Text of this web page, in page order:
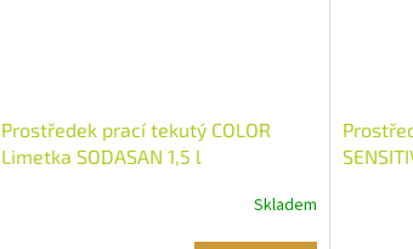
Prostředek prací tekutý COLOR
Limetka SODASAN 1,5 l
Skladem